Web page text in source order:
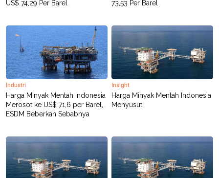
US$ 74,29 Per Barel 73,53 Per Barel
Industri
Harga Minyak Mentah Indonesia
Merosot ke US$ 71,6 per Barel,
ESDM Beberkan Sebabnya
Insight
Harga Minyak Mentah Indonesia
Menyusut